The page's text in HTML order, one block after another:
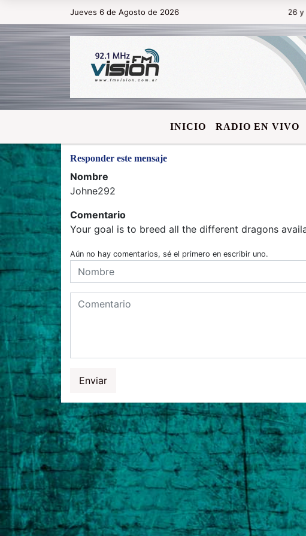
Jueves 6 de Agosto de 2026Hoy es Jueves 6 de Agosto de 2026 y
INICIO RADIO EN VIVO
Responder este mensaje
Nombre
Johne292
Comentario
Your goal is to breed all the different dragons
Aún no hay comentarios, sé el primero en escribir uno.